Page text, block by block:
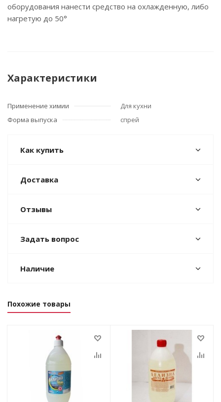
оборудования нанести средство на охлажденную, либо
нагретую до 50°
Характеристики
Применение химии
Для кухни
Форма выпуска
спрей
Как купить
Доставка
Отзывы
Задать вопрос
Наличие
Похожие товары